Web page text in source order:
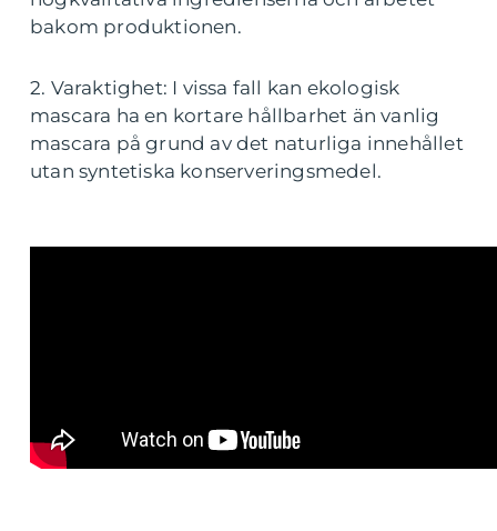
bakom produktionen.
2. Varaktighet: I vissa fall kan ekologisk
mascara ha en kortare hållbarhet än vanlig
mascara på grund av det naturliga innehållet
utan syntetiska konserveringsmedel.